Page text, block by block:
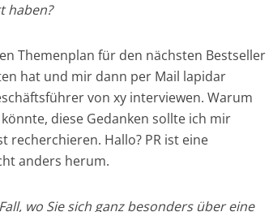
haben?
Themenplan für den nächsten Bestseller
hat und mir dann per Mail lapidar
von xy interviewen. Warum
diese Gedanken sollte ich mir
recherchieren. Hallo? PR ist eine
anders herum.
wo Sie sich ganz besonders über eine